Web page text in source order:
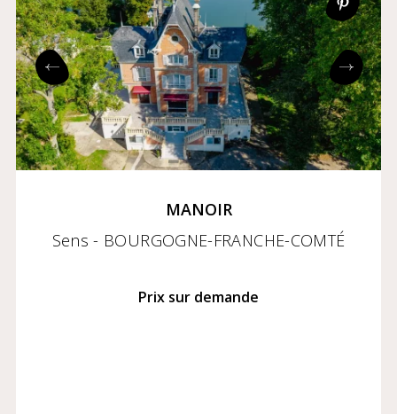
MANOIR
Sens - BOURGOGNE-FRANCHE-COMTÉ
Prix sur demande